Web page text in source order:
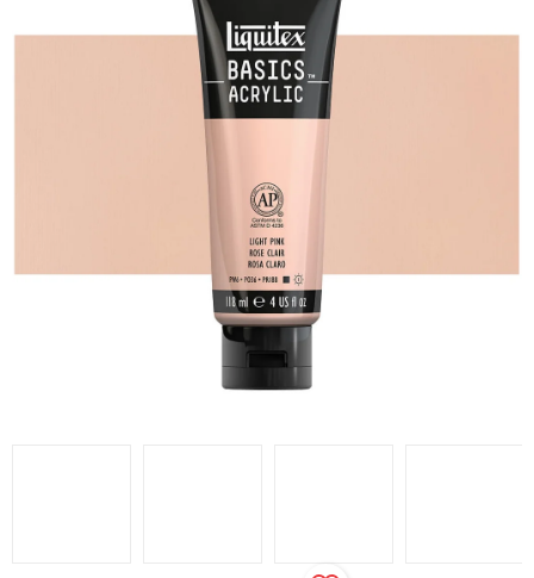
hvězdiček.